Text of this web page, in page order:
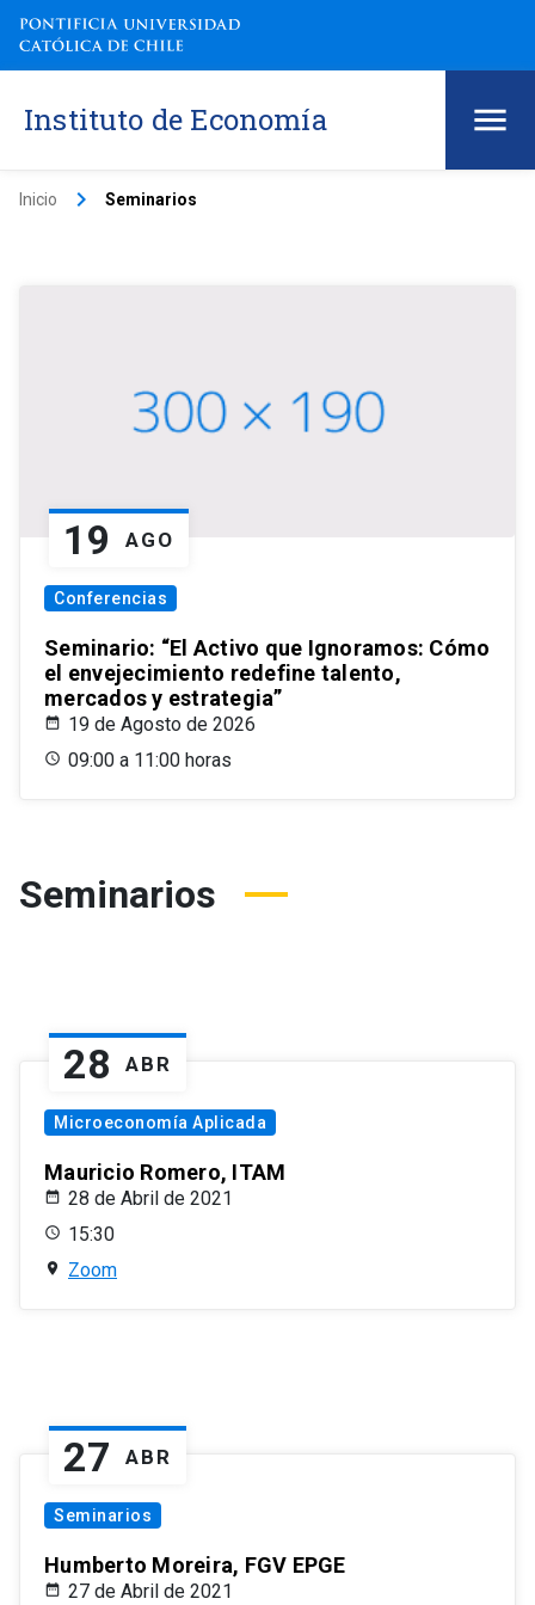
Instituto de Economía
Inicio keyboard_arrow_right Seminarios
19 AGO
Conferencias
Seminario: “El Activo que Ignoramos: Cómo
el envejecimiento redefine talento,
mercados y estrategia”
19 de Agosto de 2026
09:00 a 11:00 horas
Seminarios
28 ABR
Microeconomía Aplicada
Mauricio Romero, ITAM
28 de Abril de 2021
15:30
Zoom
27 ABR
Seminarios
Humberto Moreira, FGV EPGE
27 de Abril de 2021